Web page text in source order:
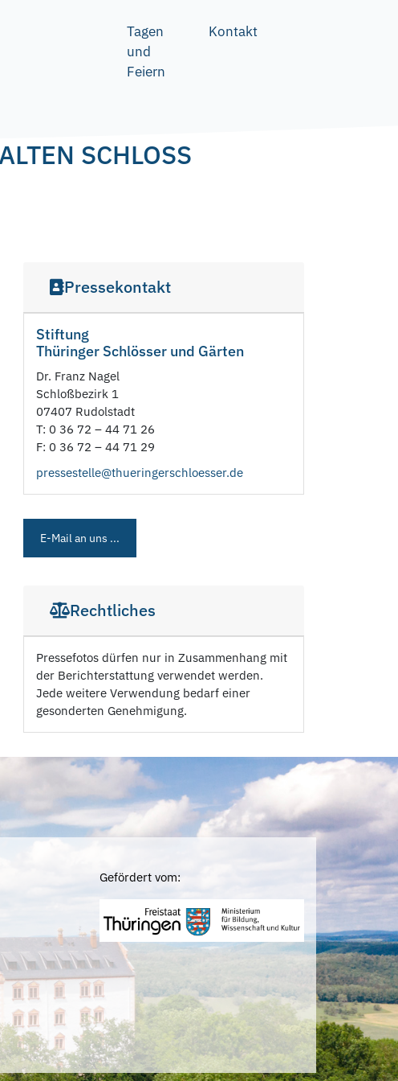
Tagen
und
Feiern
Kontakt
SCHLOSS
Pressekontakt
Stiftung
Thüringer Schlösser und Gärten
Dr. Franz Nagel
Schloßbezirk 1
07407 Rudolstadt
T: 0 36 72 – 44 71 26
F: 0 36 72 – 44 71 29
pressestelle@thueringerschloesser.de
E-Mail an uns ...
Rechtliches
Pressefotos dürfen nur in Zusammenhang mit
der Berichterstattung verwendet werden.
Jede weitere Verwendung bedarf einer
gesonderten Genehmigung.
Gefördert vom: